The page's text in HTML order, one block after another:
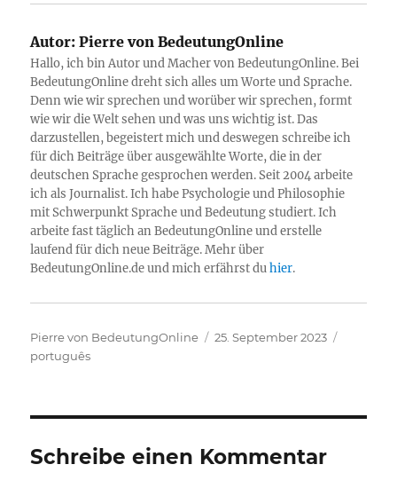
Autor: Pierre von BedeutungOnline
Hallo, ich bin Autor und Macher von BedeutungOnline. Bei
BedeutungOnline dreht sich alles um Worte und Sprache.
Denn wie wir sprechen und worüber wir sprechen, formt
wie wir die Welt sehen und was uns wichtig ist. Das
darzustellen, begeistert mich und deswegen schreibe ich
für dich Beiträge über ausgewählte Worte, die in der
deutschen Sprache gesprochen werden. Seit 2004 arbeite
ich als Journalist. Ich habe Psychologie und Philosophie
mit Schwerpunkt Sprache und Bedeutung studiert. Ich
arbeite fast täglich an BedeutungOnline und erstelle
laufend für dich neue Beiträge. Mehr über
BedeutungOnline.de und mich erfährst duhier.
Autor
Pierre von BedeutungOnline
Veröffentlicht
25. September 2023
português
Schreibe einen Kommentar